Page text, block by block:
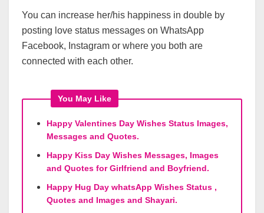
You can increase her/his happiness in double by
posting love status messages on WhatsApp
Facebook, Instagram or where you both are
connected with each other.
You May Like
Happy Valentines Day Wishes Status Images,
Messages and Quotes.
Happy Kiss Day Wishes Messages, Images
and Quotes for Girlfriend and Boyfriend.
Happy Hug Day whatsApp Wishes Status ,
Quotes and Images and Shayari.